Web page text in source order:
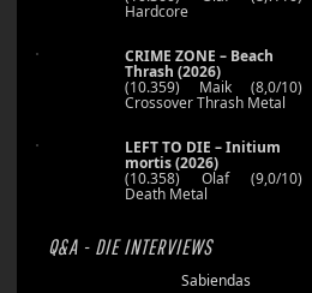
Hardcore
CRIME ZONE – Beach
Thrash (2026)
(10.359) Maik (8,0/10)
Crossover Thrash Metal
LEFT TO DIE – Initium
mortis (2026)
(10.358) Olaf (9,0/10)
Death Metal
Q&A - DIE INTERVIEWS
Sabiendas